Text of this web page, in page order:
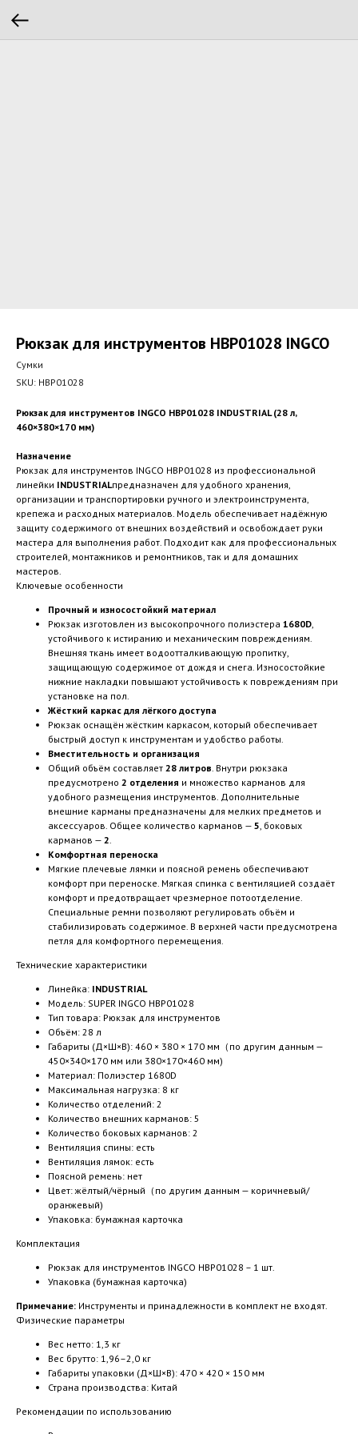
Рюкзак для инструментов HBP01028 INGCO
Сумки
SKU: HBP01028
Рюкзак для инструментов INGCO HBP01028 INDUSTRIAL (28 л,
460×380×170 мм)
Назначение
Рюкзак для инструментов INGCO HBP01028 из профессиональной
линейки INDUSTRIALпредназначен для удобного хранения,
организации и транспортировки ручного и электроинструмента,
крепежа и расходных материалов. Модель обеспечивает надёжную
защиту содержимого от внешних воздействий и освобождает руки
мастера для выполнения работ. Подходит как для профессиональных
строителей, монтажников и ремонтников, так и для домашних
мастеров.
Ключевые особенности
Прочный и износостойкий материал
Рюкзак изготовлен из высокопрочного полиэстера 1680D,
устойчивого к истиранию и механическим повреждениям.
Внешняя ткань имеет водоотталкивающую пропитку,
защищающую содержимое от дождя и снега. Износостойкие
нижние накладки повышают устойчивость к повреждениям при
установке на пол.
Жёсткий каркас для лёгкого доступа
Рюкзак оснащён жёстким каркасом, который обеспечивает
быстрый доступ к инструментам и удобство работы.
Вместительность и организация
Общий объём составляет 28 литров. Внутри рюкзака
предусмотрено 2 отделения и множество карманов для
удобного размещения инструментов. Дополнительные
внешние карманы предназначены для мелких предметов и
аксессуаров. Общее количество карманов — 5, боковых
карманов — 2.
Комфортная переноска
Мягкие плечевые лямки и поясной ремень обеспечивают
комфорт при переноске. Мягкая спинка с вентиляцией создаёт
комфорт и предотвращает чрезмерное потоотделение.
Специальные ремни позволяют регулировать объём и
стабилизировать содержимое. В верхней части предусмотрена
петля для комфортного перемещения.
Технические характеристики
Линейка: INDUSTRIAL
Модель: SUPER INGCO HBP01028
Тип товара: Рюкзак для инструментов
Объём: 28 л
Габариты (Д×Ш×В): 460 × 380 × 170 мм（по другим данным —
450×340×170 мм или 380×170×460 мм)
Материал: Полиэстер 1680D
Максимальная нагрузка: 8 кг
Количество отделений: 2
Количество внешних карманов: 5
Количество боковых карманов: 2
Вентиляция спины: есть
Вентиляция лямок: есть
Поясной ремень: нет
Цвет: жёлтый/чёрный（по другим данным — коричневый/
оранжевый)
Упаковка: бумажная карточка
Комплектация
Рюкзак для инструментов INGCO HBP01028 – 1 шт.
Упаковка (бумажная карточка)
Примечание: Инструменты и принадлежности в комплект не входят.
Физические параметры
Вес нетто: 1,3 кг
Вес брутто: 1,96–2,0 кг
Габариты упаковки (Д×Ш×В): 470 × 420 × 150 мм
Страна производства: Китай
Рекомендации по использованию